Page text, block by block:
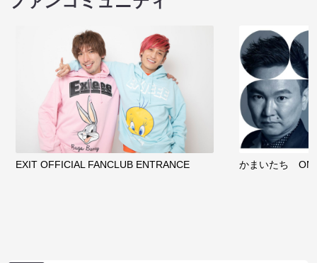
EXIT OFFICIAL FANCLUB ENTRANCE かまいたち